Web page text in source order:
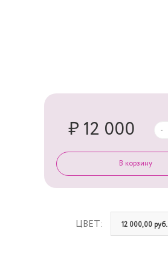
ЦВЕТ: 12 000,00 руб.
₽ 12 000 -